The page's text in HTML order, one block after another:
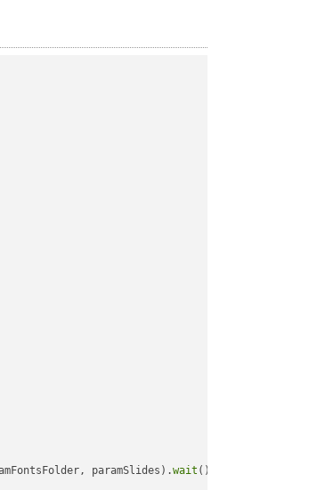
paramSlides).wait ();